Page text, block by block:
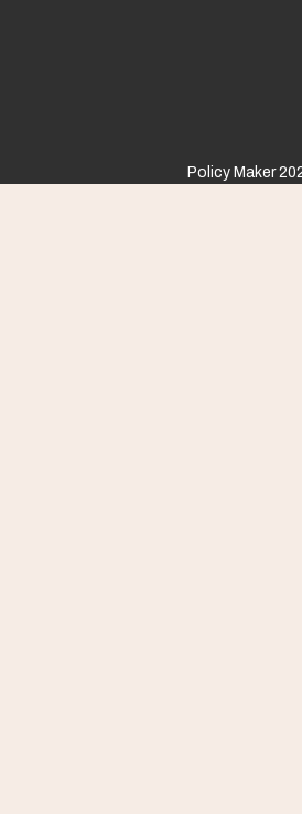
Policy Maker